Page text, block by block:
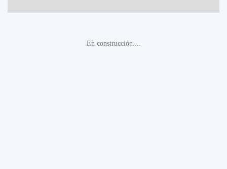
En construcción....